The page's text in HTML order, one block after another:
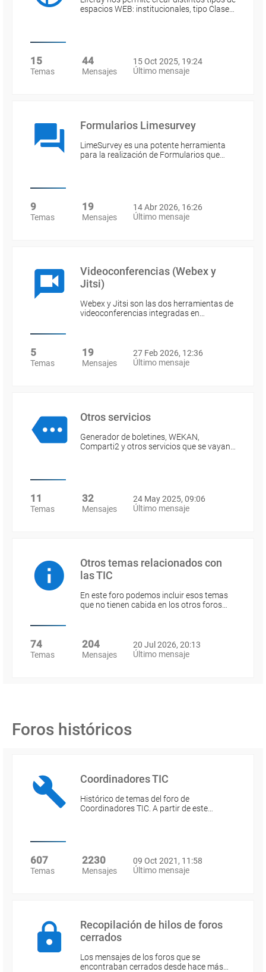
espacios WEB: institucionales, tipo Clase…
15
Temas
44
Mensajes
15 Oct 2025, 19:24
Último mensaje
Formularios Limesurvey
LimeSurvey es una potente herramienta
para la realización de Formularios que…
9
Temas
19
Mensajes
14 Abr 2026, 16:26
Último mensaje
Videoconferencias (Webex y
Jitsi)
Webex y Jitsi son las dos herramientas de
videoconferencias integradas en…
5
Temas
19
Mensajes
27 Feb 2026, 12:36
Último mensaje
Otros servicios
Generador de boletines, WEKAN,
Comparti2 y otros servicios que se vayan…
11
Temas
32
Mensajes
24 May 2025, 09:06
Último mensaje
Otros temas relacionados con
las TIC
En este foro podemos incluir esos temas
que no tienen cabida en los otros foros…
74
Temas
204
Mensajes
20 Jul 2026, 20:13
Último mensaje
Foros históricos
Coordinadores TIC
Histórico de temas del foro de
Coordinadores TIC. A partir de este…
607
Temas
2230
Mensajes
09 Oct 2021, 11:58
Último mensaje
Recopilación de hilos de foros
cerrados
Los mensajes de los foros que se
encontraban cerrados desde hace más…